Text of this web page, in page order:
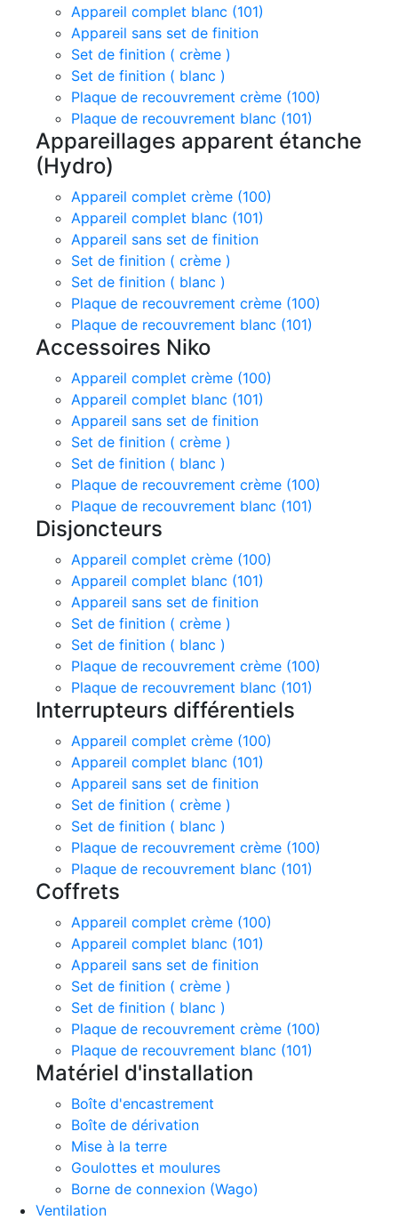
Appareil complet blanc (101)
Appareil sans set de finition
Set de finition ( crème )
Set de finition ( blanc )
Plaque de recouvrement crème (100)
Plaque de recouvrement blanc (101)
Appareillages apparent étanche
(Hydro)
Appareil complet crème (100)
Appareil complet blanc (101)
Appareil sans set de finition
Set de finition ( crème )
Set de finition ( blanc )
Plaque de recouvrement crème (100)
Plaque de recouvrement blanc (101)
Accessoires Niko
Appareil complet crème (100)
Appareil complet blanc (101)
Appareil sans set de finition
Set de finition ( crème )
Set de finition ( blanc )
Plaque de recouvrement crème (100)
Plaque de recouvrement blanc (101)
Disjoncteurs
Appareil complet crème (100)
Appareil complet blanc (101)
Appareil sans set de finition
Set de finition ( crème )
Set de finition ( blanc )
Plaque de recouvrement crème (100)
Plaque de recouvrement blanc (101)
Interrupteurs différentiels
Appareil complet crème (100)
Appareil complet blanc (101)
Appareil sans set de finition
Set de finition ( crème )
Set de finition ( blanc )
Plaque de recouvrement crème (100)
Plaque de recouvrement blanc (101)
Coffrets
Appareil complet crème (100)
Appareil complet blanc (101)
Appareil sans set de finition
Set de finition ( crème )
Set de finition ( blanc )
Plaque de recouvrement crème (100)
Plaque de recouvrement blanc (101)
Matériel d'installation
Boîte d'encastrement
Boîte de dérivation
Mise à la terre
Goulottes et moulures
Borne de connexion (Wago)
Ventilation